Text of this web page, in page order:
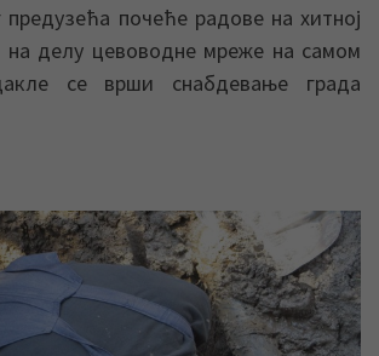
почеће радове на хитној
на делу цевоводне мреже на самом
се врши снабдевање града